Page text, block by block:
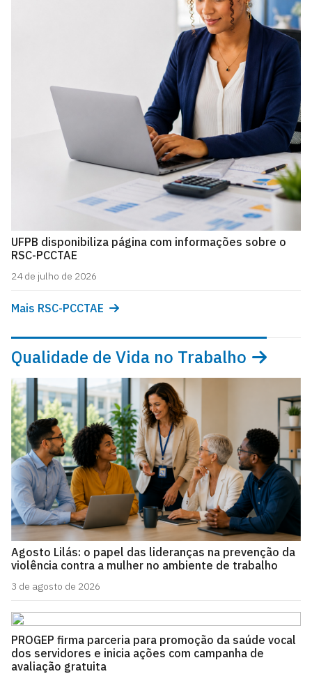
UFPB disponibiliza página com informações sobre o
RSC-PCCTAE
24 de julho de 2026
Mais RSC-PCCTAE
Qualidade de Vida no Trabalho
Agosto Lilás: o papel das lideranças na prevenção da
violência contra a mulher no ambiente de trabalho
3 de agosto de 2026
PROGEP firma parceria para promoção da saúde vocal
dos servidores e inicia ações com campanha de
avaliação gratuita